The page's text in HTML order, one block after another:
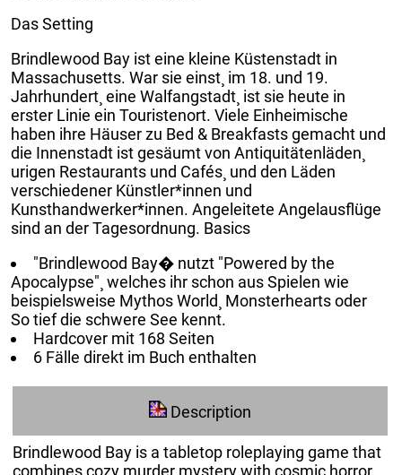
Das Setting
Brindlewood Bay ist eine kleine Küstenstadt in
Massachusetts. War sie einst¸ im 18. und 19.
Jahrhundert¸ eine Walfangstadt¸ ist sie heute in
erster Linie ein Touristenort. Viele Einheimische
haben ihre Häuser zu Bed & Breakfasts gemacht und
die Innenstadt ist gesäumt von Antiquitätenläden¸
urigen Restaurants und Cafés¸ und den Läden
verschiedener Künstler*innen und
Kunsthandwerker*innen. Angeleitete Angelausflüge
sind an der Tagesordnung. Basics
"Brindlewood Bay� nutzt "Powered by the
Apocalypse"¸ welches ihr schon aus Spielen wie
beispielsweise Mythos World¸ Monsterhearts oder
So tief die schwere See kennt.
Hardcover mit 168 Seiten
6 Fälle direkt im Buch enthalten
Description
Brindlewood Bay is a tabletop roleplaying game that
combines cozy murder mystery with cosmic horror.